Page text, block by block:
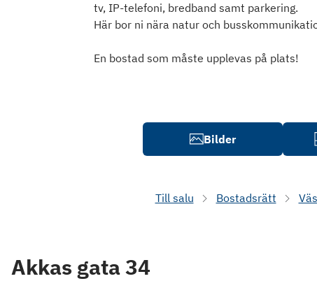
tv, IP-telefoni, bredband samt parkering.
Här bor ni nära natur och
En bostad som måste upplevas på plats!
Bilder
Till salu Bostadsrätt
Akkas gata 34